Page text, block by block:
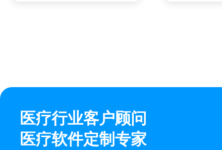
医疗行业客户顾问
医疗软件定制专家